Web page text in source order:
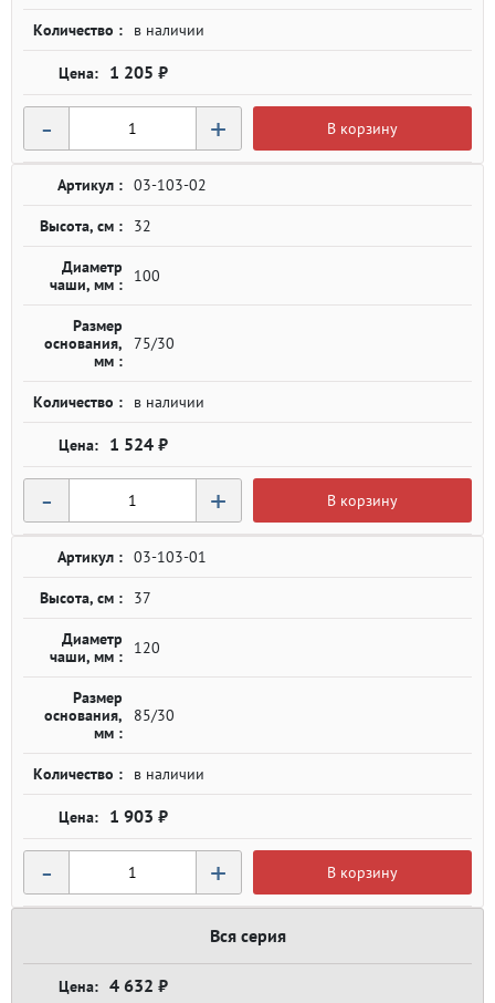
Количество : в наличии
1 205 ₽
- + В корзину
Артикул : 03-103-02
Высота, см : 32
Диаметр
чаши, мм :
100
Размер
основания,
мм :
75/30
Количество : в наличии
1 524 ₽
- + В корзину
Артикул : 03-103-01
Высота, см : 37
Диаметр
чаши, мм :
120
Размер
основания,
мм :
85/30
Количество : в наличии
1 903 ₽
- + В корзину
Вся серия
4 632 ₽